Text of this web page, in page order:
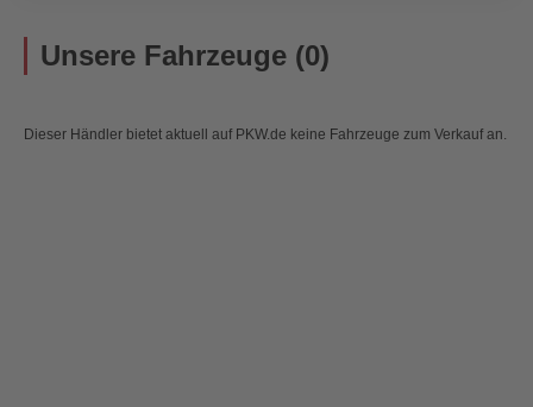
Unsere Fahrzeuge (0)
Dieser Händler bietet aktuell auf PKW.de keine Fahrzeuge zum Verkauf an.